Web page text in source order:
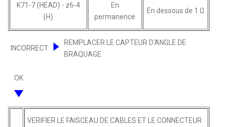
K71-7 (HEAD) - z6-4
(H)
En
permanence
En dessous de 1 Ω
INCORRECT
REMPLACER LE CAPTEUR D'ANGLE DE
BRAQUAGE
OK
VERIFIER LE FAISCEAU DE CABLES ET LE CONNECTEUR